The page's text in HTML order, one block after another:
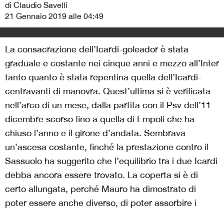
di Claudio Savelli
21 Gennaio 2019 alle 04:49
La consacrazione dell’Icardi-goleador è stata
graduale e costante nei cinque anni e mezzo all’Inter
tanto quanto è stata repentina quella dell’Icardi-
centravanti di manovra. Quest’ultima si è verificata
nell’arco di un mese, dalla partita con il Psv dell’11
dicembre scorso fino a quella di Empoli che ha
chiuso l’anno e il girone d’andata. Sembrava
un’ascesa costante, finché la prestazione contro il
Sassuolo ha suggerito che l’equilibrio tra i due Icardi
debba ancora essere trovato. La coperta si è di
certo allungata, perché Mauro ha dimostrato di
poter essere anche diverso, di poter assorbire i